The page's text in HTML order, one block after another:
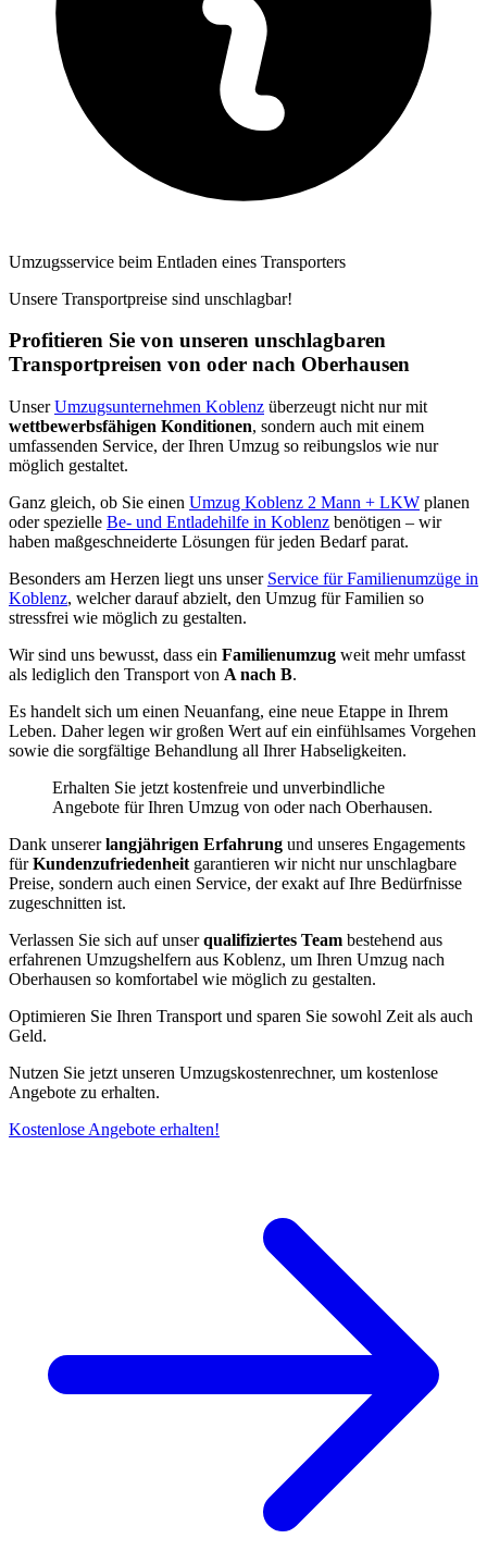
Umzugsservice beim Entladen eines Transporters
Unsere Transportpreise sind unschlagbar!
Profitieren Sie von unseren unschlagbaren
Transportpreisen von oder nach Oberhausen
UnserUmzugsunternehmen Koblenz überzeugt nicht nur mit
wettbewerbsfähigen Konditionen, sondern auch mit einem
umfassenden Service, der Ihren Umzug so reibungslos wie nur
möglich gestaltet.
Ganz gleich, ob Sie einen Umzug Koblenz 2 Mann + LKW planen
oder spezielle Be- und Entladehilfe in Koblenz benötigen – wir
haben maßgeschneiderte Lösungen für jeden Bedarf parat.
Besonders am Herzen liegt uns unser Service für Familienumzüge in
Koblenz, welcher darauf abzielt, den Umzug für Familien so
stressfrei wie möglich zu gestalten.
Wir sind uns bewusst, dass ein Familienumzug weit mehr umfasst
als lediglich den Transport von A nach B.
Es handelt sich um einen Neuanfang, eine neue Etappe in Ihrem
Leben. Daher legen wir großen Wert auf ein einfühlsames Vorgehen
sowie die sorgfältige Behandlung all Ihrer Habseligkeiten.
Erhalten Sie jetzt kostenfreie und unverbindliche
Angebote für Ihren Umzug von oder nach Oberhausen.
Dank unsererlangjährigen Erfahrung und unseres Engagements
fürKundenzufriedenheit garantieren wir nicht nur unschlagbare
Preise, sondern auch einen Service, der exakt auf Ihre Bedürfnisse
zugeschnitten ist.
Verlassen Sie sich auf unserqualifiziertes Team bestehend aus
erfahrenen Umzugshelfern aus Koblenz, um Ihren Umzug nach
Oberhausen so komfortabel wie möglich zu gestalten.
Optimieren Sie Ihren Transport und sparen Sie sowohl Zeit als auch
Geld.
Nutzen Sie jetzt unseren Umzugskostenrechner, um kostenlose
Angebote zu erhalten.
Kostenlose Angebote erhalten!